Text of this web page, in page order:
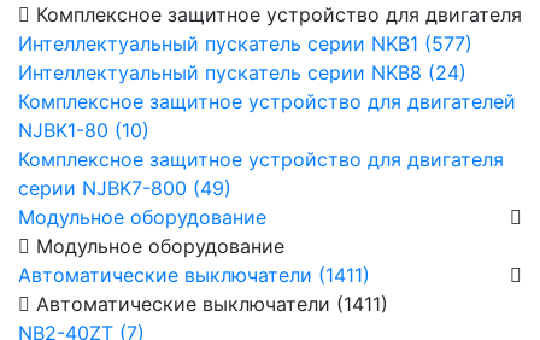
Комплексное защитное устройство для двигателя
Интеллектуальный пускатель серии NKB1 (577)
Интеллектуальный пускатель серии NKB8 (24)
Комплексное защитное устройство для двигателей
NJBK1-80 (10)
Комплексное защитное устройство для двигателя
серии NJBK7-800 (49)
Модульное оборудование
Модульное оборудование
Автоматические выключатели (1411)
Автоматические выключатели (1411)
NB2-40ZT (7)